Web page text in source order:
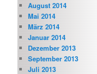
August 2014
Mai 2014
März 2014
Januar 2014
Dezember 2013
September 2013
Juli 2013